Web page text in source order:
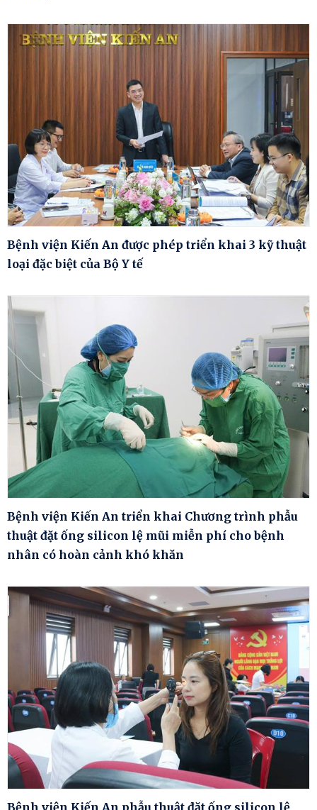
Bệnh viện Kiến An được phép triển khai 3 kỹ thuật
loại đặc biệt của Bộ Y tế
Bệnh viện Kiến An triển khai Chương trình phẫu
thuật đặt ống silicon lệ mũi miễn phí cho bệnh
nhân có hoàn cảnh khó khăn
Bệnh viện Kiến An phẫu thuật đặt ống silicon lệ